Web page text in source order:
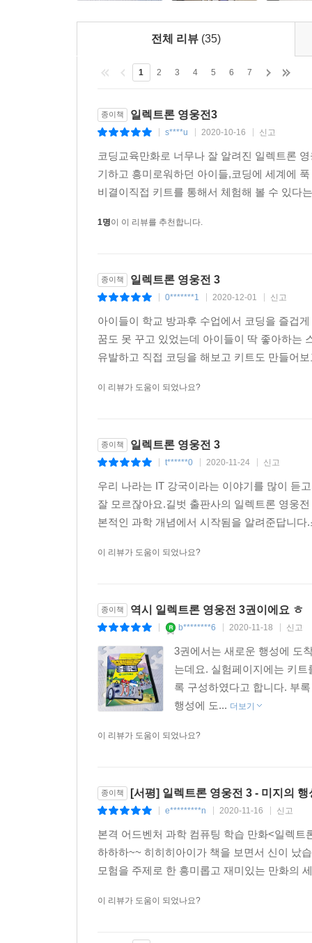
전체 리뷰 (35)
1 2 3 4 5 6 7
종이책 일렉트론 영웅전3
s****u 2020-10-16 신고
코딩교육만화로 너무나 잘 알려진 일렉트론
기하고 흥미로워하던 아이들,코딩에 세계에
비결이직접 키트를 통해서 체험해 볼 수 있다
1명이 이 리뷰를 추천합니다.
종이책 일렉트론 영웅전 3
0*******1 2020-12-01 신고
아이들이 학교 방과후 수업에서 코딩을 즐겁
꿈도 못 꾸고 있었는데 아이들이 딱 좋아하는
유발하고 직접 코딩을 해보고 키트도 만들어
이 리뷰가 도움이 되었나요?
종이책 일렉트론 영웅전 3
t******0 2020-11-24 신고
우리 나라는 IT 강국이라는 이야기를 많이 듣
잘 모르잖아요.길벗 출판사의 일렉트론 영웅
본적인 과학 개념에서 시작됨을 알려준답니
이 리뷰가 도움이 되었나요?
종이책 역시 일렉트론 영웅전 3권이에요 ㅎ
b********6 2020-11-18 신고
3권에서는 새로운 행성에 도
는데요. 실험페이지에는 키
록 구성하였다고 합니다. 부
행성에 도... 더보기
이 리뷰가 도움이 되었나요?
종이책 [서평] 일렉트론 영웅전 3 - 미지의 행
e*********n 2020-11-16 신고
본격 어드벤처 과학 컴퓨팅 학습 만화<일렉
하하하~~ 히히히아이가 책을 보면서 신이 났
모험을 주제로 한 흥미롭고 재미있는 만화의
이 리뷰가 도움이 되었나요?